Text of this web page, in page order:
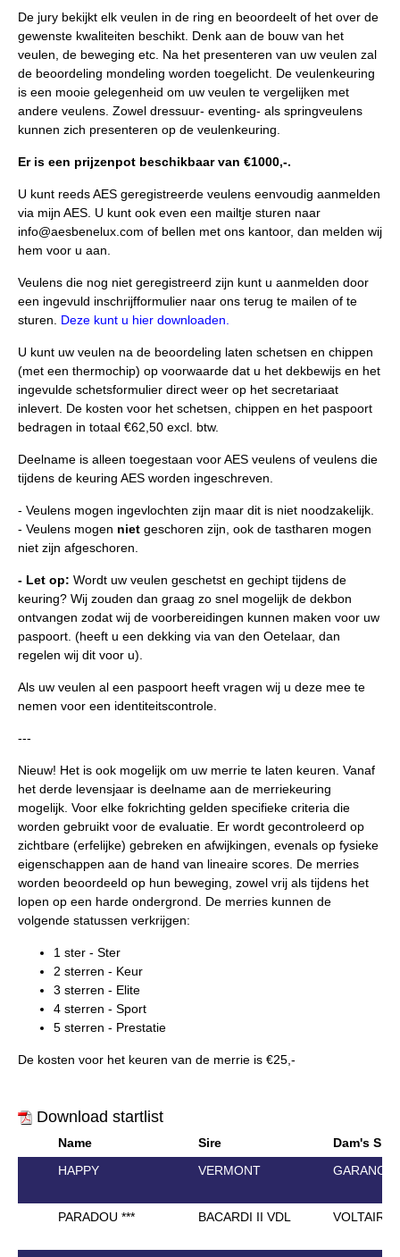
De jury bekijkt elk veulen in de ring en beoordeelt of het over de
gewenste kwaliteiten beschikt. Denk aan de bouw van het
veulen, de beweging etc. Na het presenteren van uw veulen zal
de beoordeling mondeling worden toegelicht. De veulenkeuring
is een mooie gelegenheid om uw veulen te vergelijken met
andere veulens. Zowel dressuur- eventing- als springveulens
kunnen zich presenteren op de veulenkeuring.
Er is een prijzenpot beschikbaar van €1000,-.
U kunt reeds AES geregistreerde veulens eenvoudig aanmelden
via mijn AES. U kunt ook even een mailtje sturen naar
info@aesbenelux.com of bellen met ons kantoor, dan melden wij
hem voor u aan.
Veulens die nog niet geregistreerd zijn kunt u aanmelden door
een ingevuld inschrijfformulier naar ons terug te mailen of te
sturen.
Deze kunt u hier downloaden.
U kunt uw veulen na de beoordeling laten schetsen en chippen
(met een thermochip) op voorwaarde dat u het dekbewijs en het
ingevulde schetsformulier direct weer op het secretariaat
inlevert. De kosten voor het schetsen, chippen en het paspoort
bedragen in totaal €62,50 excl. btw.
Deelname is alleen toegestaan voor AES veulens of veulens die
tijdens de keuring AES worden ingeschreven.
- Veulens mogen ingevlochten zijn maar dit is niet noodzakelijk.
- Veulens mogen nietgeschoren zijn, ook de tastharen mogen
niet zijn afgeschoren.
- Let op: Wordt uw veulen geschetst en gechipt tijdens de
keuring? Wij zouden dan graag zo snel mogelijk de dekbon
ontvangen zodat wij de voorbereidingen kunnen maken voor uw
paspoort. (heeft u een dekking via van den Oetelaar, dan
regelen wij dit voor u).
Als uw veulen al een paspoort heeft vragen wij u deze mee te
nemen voor een identiteitscontrole.
---
Nieuw! Het is ook mogelijk om uw merrie te laten keuren. Vanaf
het derde levensjaar is deelname aan de merriekeuring
mogelijk. Voor elke fokrichting gelden specifieke criteria die
worden gebruikt voor de evaluatie. Er wordt gecontroleerd op
zichtbare (erfelijke) gebreken en afwijkingen, evenals op fysieke
eigenschappen aan de hand van lineaire scores. De merries
worden beoordeeld op hun beweging, zowel vrij als tijdens het
lopen op een harde ondergrond. De merries kunnen de
volgende statussen verkrijgen:
1 ster - Ster
2 sterren - Keur
3 sterren - Elite
4 sterren - Sport
5 sterren - Prestatie
De kosten voor het keuren van de merrie is €25,-
Download startlist
Name Sire
Dam's Sire
HAPPY
VERMONT GARANCO
PARADOU *** BACARDI II VDL VOLTAIRE